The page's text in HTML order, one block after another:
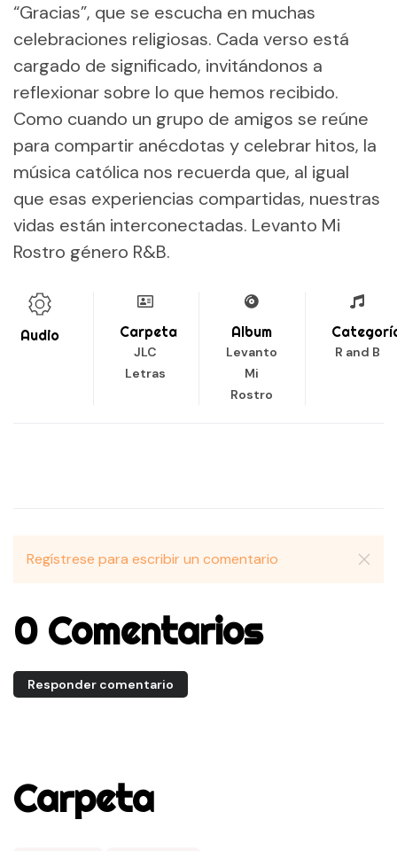
“Gracias”, que se escucha en muchas
celebraciones religiosas. Cada verso está
cargado de significado, invitándonos a
reflexionar sobre lo que hemos recibido.
Como cuando un grupo de amigos se reúne
para compartir anécdotas y celebrar hitos, la
música católica nos recuerda que, al igual
que esas experiencias compartidas, nuestras
vidas están interconectadas. Levanto Mi
Rostro género R&B.
Audio Carpeta
JLC
Letras
Album
Levanto
Mi
Rostro
R and B
Regístrese para escribir un comentario
0 Comentarios
Responder comentario
Carpeta